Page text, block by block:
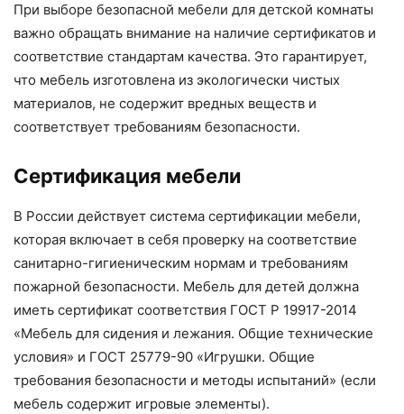
При выборе безопасной мебели для детской комнаты
важно обращать внимание на наличие сертификатов и
соответствие стандартам качества. Это гарантирует,
что мебель изготовлена из экологически чистых
материалов, не содержит вредных веществ и
соответствует требованиям безопасности.
Сертификация мебели
В России действует система сертификации мебели,
которая включает в себя проверку на соответствие
санитарно-гигиеническим нормам и требованиям
пожарной безопасности. Мебель для детей должна
иметь сертификат соответствия ГОСТ Р 19917-2014
«Мебель для сидения и лежания. Общие технические
условия» и ГОСТ 25779-90 «Игрушки. Общие
требования безопасности и методы испытаний» (если
мебель содержит игровые элементы).